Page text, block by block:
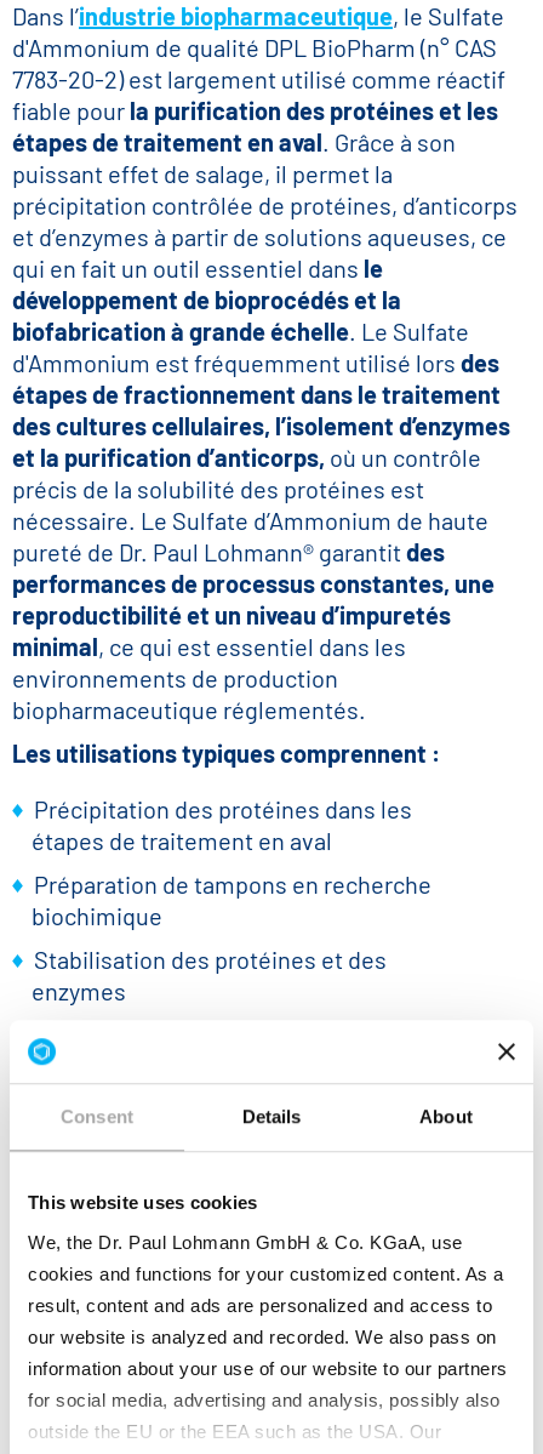
Consent Details About
This website uses cookies
We, the Dr. Paul Lohmann GmbH & Co. KGaA, use
cookies and functions for your customized content. As a
result, content and ads are personalized and access to
our website is analyzed and recorded. We also pass on
information about your use of our website to our partners
for social media, advertising and analysis, possibly also
outside the EU or the EEA such as the USA. Our
Dans l’industrie biopharmaceutique, le Sulfate
d'Ammonium de qualité DPL BioPharm (n° CAS
7783-20-2) est largement utilisé comme réactif
fiable pour la purification des protéines et les
étapes de traitement en aval. Grâce à son
puissant effet de salage, il permet la
précipitation contrôlée de protéines, d’anticorps
et d’enzymes à partir de solutions aqueuses, ce
qui en fait un outil essentiel dans le
développement de bioprocédés et la
biofabrication à grande échelle. Le Sulfate
d'Ammonium est fréquemment utilisé lors des
étapes de fractionnement dans le traitement
des cultures cellulaires, l’isolement d’enzymes
et la purification d’anticorps, où un contrôle
précis de la solubilité des protéines est
nécessaire. Le Sulfate d’Ammonium de haute
pureté de Dr. Paul Lohmann® garantitdes
performances de processus constantes, une
reproductibilité et un niveau d’impuretés
minimal, ce qui est essentiel dans les
environnements de production
biopharmaceutique réglementés.
Les utilisations typiques comprennent :
Précipitation des protéines dans les
étapes de traitement en aval
Préparation de tampons en recherche
biochimique
Stabilisation des protéines et des
enzymes
Les processus de culture cellulaire et de
fermentation
Sa capacité à contrôler la solubilité des protéines
parprécipitation saline (« salage »)en fait un
sciences de la vie et les sites de production.
Applications pharmaceutiques
Dansapplications pharmaceutiques , le Sulfate
d'Ammonium sert deréactiffonctionnelet de
composant de formulation dans divers procédés